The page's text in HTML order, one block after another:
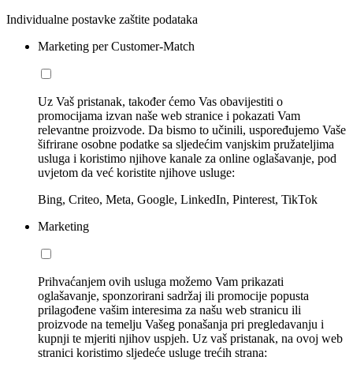
Individualne postavke zaštite podataka
Marketing per Customer-Match
Uz Vaš pristanak, također ćemo Vas obavijestiti o
promocijama izvan naše web stranice i pokazati Vam
relevantne proizvode. Da bismo to učinili, uspoređujemo Vaše
šifrirane osobne podatke sa sljedećim vanjskim pružateljima
usluga i koristimo njihove kanale za online oglašavanje, pod
uvjetom da već koristite njihove usluge:
Bing, Criteo, Meta, Google, LinkedIn, Pinterest, TikTok
Marketing
Prihvaćanjem ovih usluga možemo Vam prikazati
oglašavanje, sponzorirani sadržaj ili promocije popusta
prilagođene vašim interesima za našu web stranicu ili
proizvode na temelju Vašeg ponašanja pri pregledavanju i
kupnji te mjeriti njihov uspjeh. Uz vaš pristanak, na ovoj web
stranici koristimo sljedeće usluge trećih strana: